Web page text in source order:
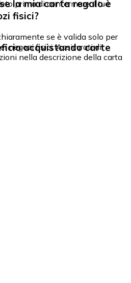
prima di confermare il tuo
la mia carta regalo è
fisici?
se è valida solo per
negozi fisici. Assicurati di
nella descrizione della carta
acquistando carte
Bitnovo. Consulta le